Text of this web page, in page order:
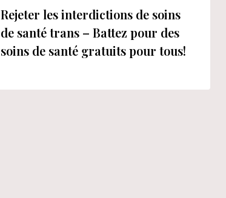
Rejeter les interdictions de soins
de santé trans – Battez pour des
soins de santé gratuits pour tous!